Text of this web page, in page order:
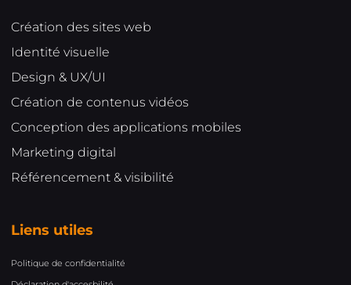
Création des sites web
Identité visuelle
Design & UX/UI
Création de contenus vidéos
Conception des applications mobiles
Marketing digital
Référencement & visibilité
Liens utiles
Politique de confidentialité